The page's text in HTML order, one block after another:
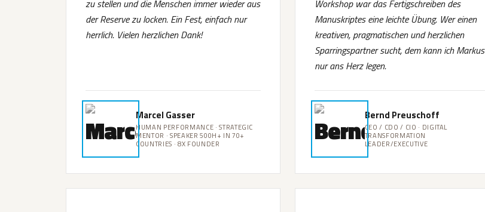
zu stellen und die Menschen immer wieder aus
der Reserve zu locken. Ein Fest, einfach nur
herrlich. Vielen herzlichen Dank!
Marcel Gasser
HUMAN PERFORMANCE · STRATEGIC
MENTOR · SPEAKER 500H+ IN 70+
COUNTRIES · 8X FOUNDER
Workshop war das Fertigschreiben des
Manuskriptes eine leichte Übung. Wer einen
kreativen, pragmatischen und herzlichen
Sparringspartner sucht, dem kann ich Markus
nur ans Herz legen.
Bernd Preuschoff
CEO / CDO / CIO · DIGITAL
TRANSFORMATION
LEADER/EXECUTIVE